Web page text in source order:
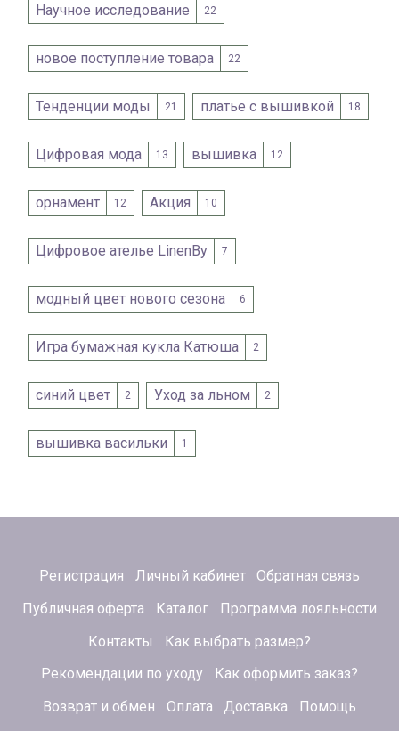
Научное исследование 22
новое поступление товара 22
Тенденции моды 21 платье с вышивкой 18
Цифровая мода 13 вышивка 12
орнамент 12 Акция 10
Цифровое ателье LinenBy 7
модный цвет нового сезона 6
Игра бумажная кукла Катюша 2
синий цвет 2 Уход за льном 2
вышивка васильки 1
Регистрация Личный кабинет
Обратная связь
Публичная оферта
Каталог
Программа лояльности
Контакты
Как выбрать размер?
Рекомендации по уходу
Как оформить заказ?
Возврат и обмен
Оплата Доставка
Помощь